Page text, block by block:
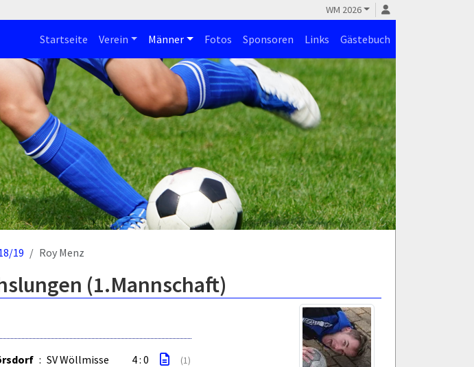
WM 2026
Startseite Verein Männer Fotos Sponsoren Links Gästebuch
19 Roy Menz
(1.Mannschaft)
: SV Wöllmisse 4 : 0 (1)